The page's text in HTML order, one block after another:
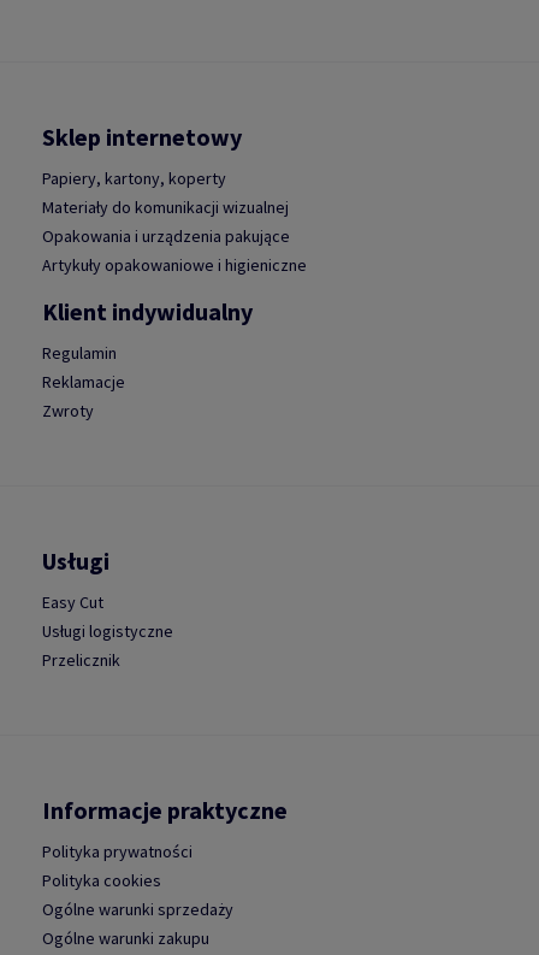
Sklep internetowy
Papiery, kartony, koperty
Materiały do komunikacji wizualnej
Opakowania i urządzenia pakujące
Artykuły opakowaniowe i higieniczne
Klient indywidualny
Regulamin
Reklamacje
Zwroty
Usługi
Easy Cut
Usługi logistyczne
Przelicznik
Informacje praktyczne
Polityka prywatności
Polityka cookies
Ogólne warunki sprzedaży
Ogólne warunki zakupu